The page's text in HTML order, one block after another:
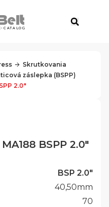
CATALOG
Skrutkovania
záslepka (BSPP)
2.0"
BSPP 2.0"
BSP 2.0"
40,50mm
70